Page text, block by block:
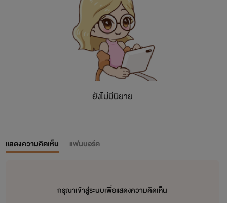
ยังไม่มีนิยาย
แสดงความคิดเห็น แฟนบอร์ด
กรุณาเข้าสู่ระบบเพื่อแสดงความคิดเห็น